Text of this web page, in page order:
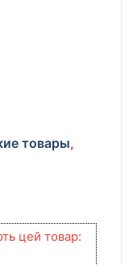
товары,
цей товар: